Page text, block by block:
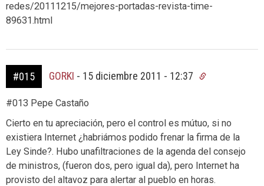
redes/20111215/mejores-portadas-revista-time-
89631.html
#015 GORKI - 15 diciembre 2011 - 12:37
#013 Pepe Castaño
Cierto en tu apreciación, pero el control es mútuo, si no
existiera Internet ¿habriámos podido frenar la firma de la
Ley Sinde?. Hubo unafiltraciones de la agenda del consejo
de ministros, (fueron dos, pero igual da), pero Internet ha
provisto del altavoz para alertar al pueblo en horas.